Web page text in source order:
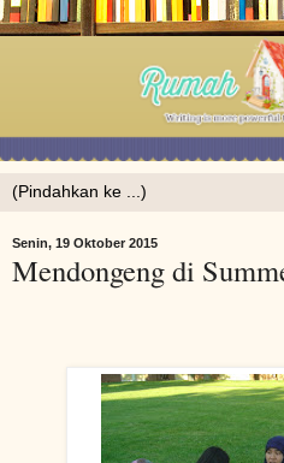
Senin, 19 Oktober 2015
Mendongeng di